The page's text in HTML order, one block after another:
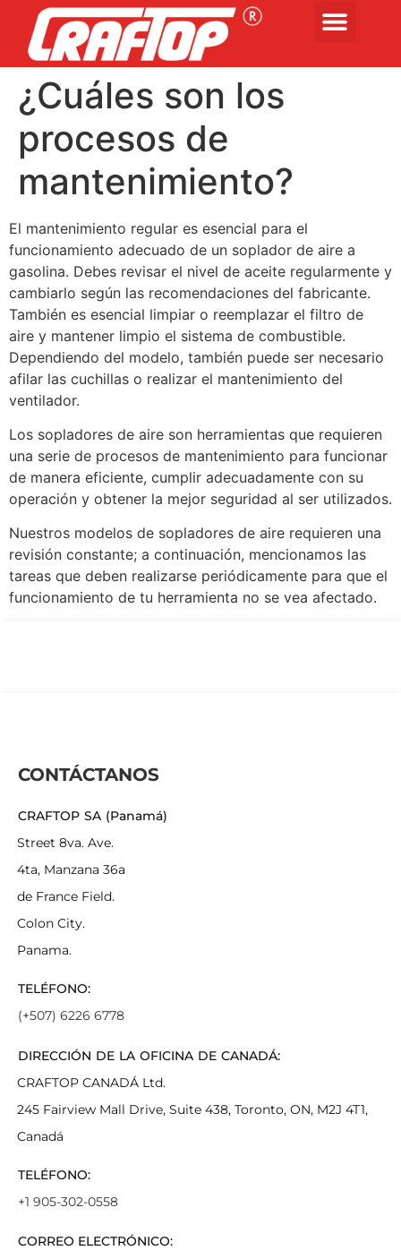
¿Cuáles son los
procesos de
mantenimiento?
El mantenimiento regular es esencial para el
funcionamiento adecuado de un soplador de aire a
gasolina. Debes revisar el nivel de aceite regularmente y
cambiarlo según las recomendaciones del fabricante.
También es esencial limpiar o reemplazar el filtro de
aire y mantener limpio el sistema de combustible.
Dependiendo del modelo, también puede ser necesario
afilar las cuchillas o realizar el mantenimiento del
ventilador.
Los sopladores de aire son herramientas que requieren
una serie de procesos de mantenimiento para funcionar
de manera eficiente, cumplir adecuadamente con su
operación y obtener la mejor seguridad al ser utilizados.
Nuestros modelos de sopladores de aire requieren una
revisión constante; a continuación, mencionamos las
tareas que deben realizarse periódicamente para que el
funcionamiento de tu herramienta no se vea afectado.
CONTÁCTANOS
CRAFTOP SA (Panamá)
Street 8va. Ave.
4ta, Manzana 36a
de France Field.
Colon City.
Panama.
TELÉFONO:
(+507) 6226 6778
DIRECCIÓN DE LA OFICINA DE CANADÁ:
CRAFTOP CANADÁ Ltd.
245 Fairview Mall Drive, Suite 438, Toronto, ON, M2J 4T1,
Canadá
TELÉFONO:
+1 905-302-0558
CORREO ELECTRÓNICO: